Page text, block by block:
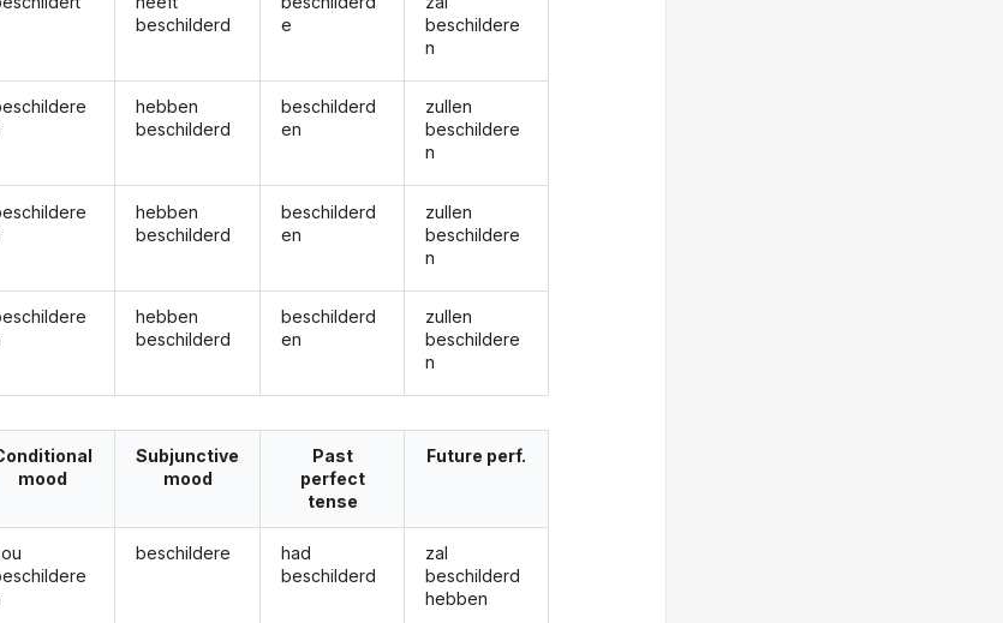
beschilderd
hebben
beschilderd
hebben
beschilderd
hebben
beschilderd
e
beschilderd
en
beschilderd
en
beschilderd
en
beschildere
n
zullen
beschildere
n
zullen
beschildere
n
zullen
beschildere
n
mood
Subjunctive
mood
beschildere
Past
perfect
tense
had
beschilderd
Future perf.
zal
beschilderd
hebben